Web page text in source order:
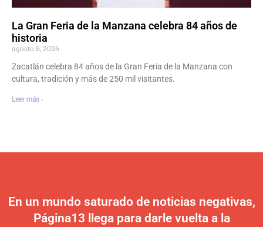
La Gran Feria de la Manzana celebra 84 años de
historia
agosto 6, 2026
Zacatlán celebra 84 años de la Gran Feria de la Manzana con
cultura, tradición y más de 250 mil visitantes.
Leer más ›
En un mundo saturado de noticias negativas,
Página13 llega para darle vuelta a la